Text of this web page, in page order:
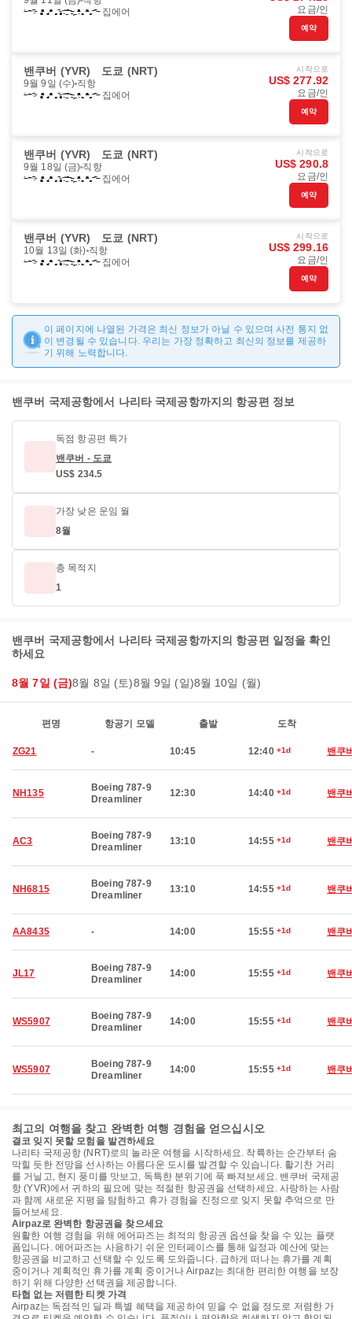
집에어
요금/인
예약
밴쿠버 (YVR) 도쿄 (NRT)
9월 9일 (수) 직항
집에어
시작으로
US$ 277.92
요금/인
예약
밴쿠버 (YVR) 도쿄 (NRT)
9월 18일 (금) 직항
집에어
시작으로
US$ 290.8
요금/인
예약
밴쿠버 (YVR) 도쿄 (NRT)
10월 13일 (화) 직항
집에어
시작으로
US$ 299.16
요금/인
예약
이 페이지에 나열된 가격은 최신 정보가 아닐 수 있으며 사전 통지 없
이 변경될 수 있습니다. 우리는 가장 정확하고 최신의 정보를 제공하
기 위해 노력합니다.
밴쿠버 국제공항에서 나리타 국제공항까지의 항공편 정보
독점 항공편 특가
밴쿠버 - 도쿄
US$ 234.5
가장 낮은 운임 월
8월
총 목적지
1
밴쿠버 국제공항에서 나리타 국제공항까지의 항공편 일정을 확인
하세요
8월 7일 (금)8월 8일 (토)8월 9일 (일)8월 10일 (월)
편명 항공기 모델 출발 도착
ZG21 - 10:45 12:40 +1d 밴쿠
NH135
Boeing 787-9
Dreamliner
12:30 14:40 +1d 밴쿠
AC3
Boeing 787-9
Dreamliner
13:10 14:55 +1d 밴쿠
NH6815
Boeing 787-9
Dreamliner
13:10 14:55 +1d 밴쿠
AA8435 - 14:00 15:55 +1d 밴쿠
JL17
Boeing 787-9
Dreamliner
14:00 15:55 +1d 밴쿠
WS5907
Boeing 787-9
Dreamliner
14:00 15:55 +1d 밴쿠
WS5907
Boeing 787-9
Dreamliner
14:00 15:55 +1d 밴쿠
최고의 여행을 찾고 완벽한 여행 경험을 얻으십시오
결코 잊지 못할 모험을 발견하세요
나리타 국제공항 (NRT)로의 놀라운 여행을 시작하세요. 착륙하는 순간부터 숨
막힐 듯한 전망을 선사하는 아름다운 도시를 발견할 수 있습니다. 활기찬 거리
를 거닐고, 현지 풍미를 맛보고, 독특한 분위기에 푹 빠져보세요. 밴쿠버 국제공
항 (YVR)에서 귀하의 필요에 맞는 적절한 항공권을 선택하세요. 사랑하는 사람
과 함께 새로운 지평을 탐험하고 휴가 경험을 진정으로 잊지 못할 추억으로 만
들어보세요.
Airpaz로 완벽한 항공권을 찾으세요
원활한 여행 경험을 위해 에어파즈는 최적의 항공권 옵션을 찾을 수 있는 플랫
폼입니다. 에어파즈는 사용하기 쉬운 인터페이스를 통해 일정과 예산에 맞는
항공권을 비교하고 선택할 수 있도록 도와줍니다. 급하게 떠나는 휴가를 계획
중이거나 계획적인 휴가를 계획 중이거나 Airpaz는 최대한 편리한 여행을 보장
하기 위해 다양한 선택권을 제공합니다.
타협 없는 저렴한 티켓 가격
Airpaz는 독점적인 딜과 특별 혜택을 제공하여 믿을 수 없을 정도로 저렴한 가